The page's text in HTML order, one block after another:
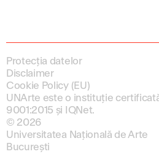
Protecția datelor
Disclaimer
Cookie Policy (EU)
UNArte este o instituție
9001:2015 și IQNet.
© 2026
Universitatea Națională de Arte
București